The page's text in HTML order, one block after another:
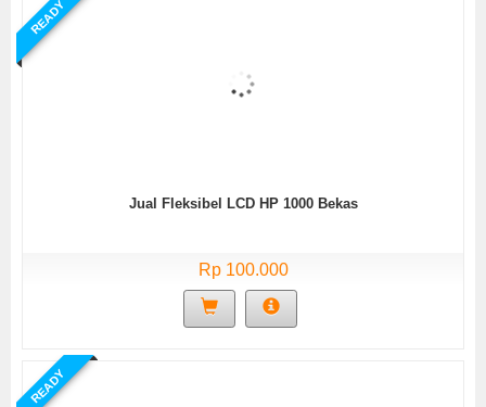
READY
Jual Fleksibel LCD HP 1000 Bekas
Rp 100.000
READY